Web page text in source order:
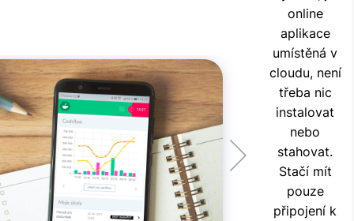
online
aplikace
umístěná v
cloudu, není
třeba nic
instalovat
nebo
stahovat.
Stačí mít
pouze
připojení k